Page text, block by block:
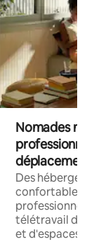
Nomades
déplacement
Des
confortables
professionnels
télétravail
et d'espaces